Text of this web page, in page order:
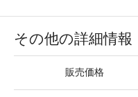
その他の詳細情報
販売価格